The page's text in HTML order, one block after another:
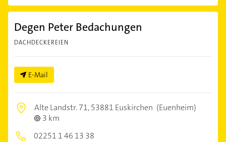
Degen Peter Bedachungen
DACHDECKEREIEN
E-Mail
Alte Landstr. 71,53881 Euskirchen (Euenheim)
3 km
02251 1 46 13 38